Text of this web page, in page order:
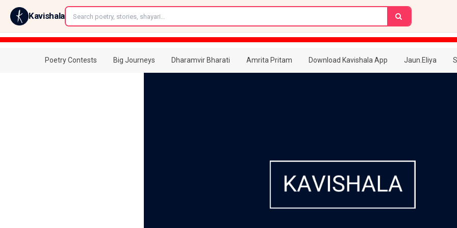
Kavishala
Poetry Contests Big Journeys Dharamvir Bharati Amrita Pritam Download Kavishala App Jaun.Eliya